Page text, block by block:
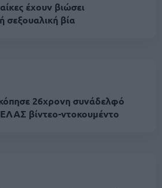
έχουν βιώσει
σεξουαλική βία
26χρονη συνάδελφό
βίντεο-ντοκουμέντο